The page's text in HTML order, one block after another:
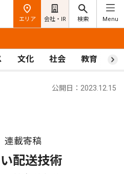
エリア 会社・IR 検索 Menu
文化 社会 教育 ス
公開日：2023.12.15
載寄稿
配送技術